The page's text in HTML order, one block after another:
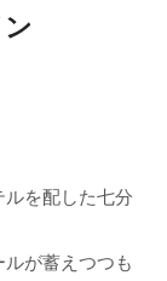
を配した七分
が蓄えつつも